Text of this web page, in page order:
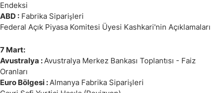
Endeksi
ABD : Fabrika Siparişleri
Federal Açık Piyasa Komitesi Üyesi Kashkari'nin Açıklamaları
7 Mart:
Avustralya :Avustralya Merkez Bankası Toplantısı - Faiz
Oranları
Euro Bölgesi :Almanya Fabrika Siparişleri